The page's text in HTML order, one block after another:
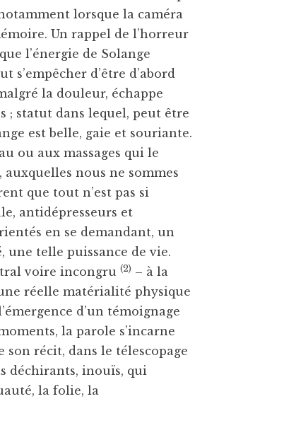
lorsque la caméra
Un rappel de l’horreur
l’énergie de Solange
d’être d’abord
la douleur, échappe
; statut dans lequel, peut être
est belle, gaie et souriante.
ou aux massages qui le
nous ne sommes
que tout n’est pas si
antidépresseurs et
en se demandant, un
telle puissance de vie.
voire incongru(2) – à la
réelle matérialité physique
d’un témoignage
la parole s’incarne
récit, dans le télescopage
déchirants, inouïs, qui
la folie, la